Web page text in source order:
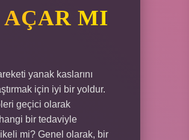
MI
yanak kaslarını
için iyi bir yoldur.
geçici olarak
bir tedaviyle
mi? Genel olarak, bir